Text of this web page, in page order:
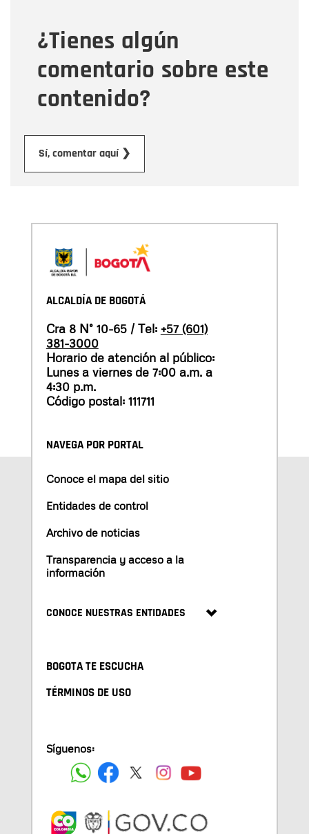
¿Tienes algún
comentario sobre este
contenido?
Sí, comentar aquí ❯
Mensaje
ALCALDÍA DE BOGOTÁ
Cra 8 N° 10-65 / Tel: +57 (601)
381-3000
Horario de atención al público:
Lunes a viernes de 7:00 a.m. a
4:30 p.m.
Código postal: 111711
NAVEGA POR PORTAL
Conoce el mapa del sitio
Entidades de control
Archivo de noticias
Transparencia y acceso a la
información
CONOCE NUESTRAS ENTIDADES
BOGOTA TE ESCUCHA
TÉRMINOS DE USO
Síguenos: